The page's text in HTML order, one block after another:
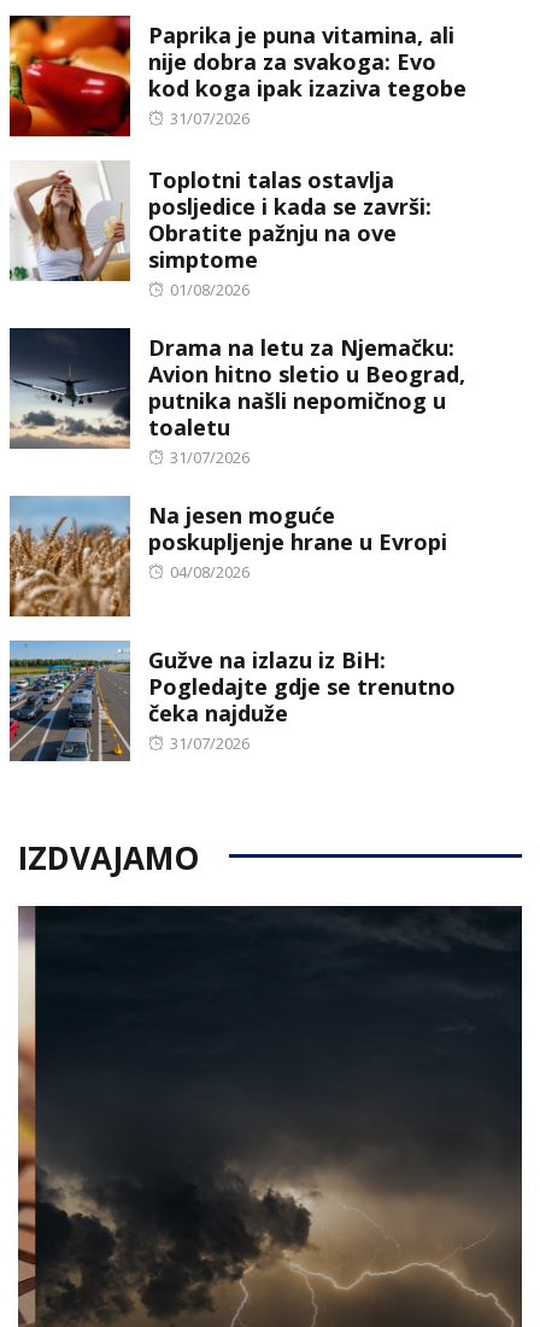
Paprika je puna vitamina, ali
nije dobra za svakoga: Evo
kod koga ipak izaziva tegobe
Posted
31/07/2026
Toplotni talas ostavlja
posljedice i kada se završi:
Obratite pažnju na ove
simptome
Posted
01/08/2026
Drama na letu za Njemačku:
Avion hitno sletio u Beograd,
putnika našli nepomičnog u
toaletu
Posted
31/07/2026
Na jesen moguće
poskupljenje hrane u Evropi
Posted
04/08/2026
Gužve na izlazu iz BiH:
Pogledajte gdje se trenutno
čeka najduže
Posted
31/07/2026
IZDVAJAMO